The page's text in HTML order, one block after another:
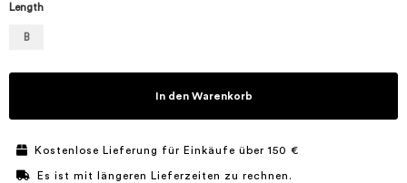
Length
B
In den Warenkorb
Kostenlose Lieferung für Einkäufe über 150 €
Es ist mit längeren Lieferzeiten zu rechnen.